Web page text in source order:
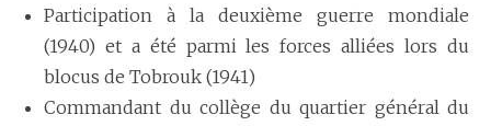
Participation à la deuxième guerre mondiale
(1940) et a été parmi les forces alliées lors du
blocus de Tobrouk (1941)
Commandant du collège du quartier général du